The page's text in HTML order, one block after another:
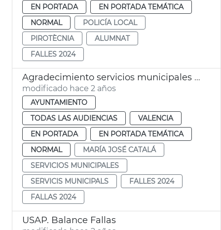
EN PORTADA
EN PORTADA TEMÁTICA
NORMAL
POLICÍA LOCAL
PIROTÈCNIA
ALUMNAT
FALLES 2024
Agradecimiento servicios municipales Fallas
modificado hace 2 años
AYUNTAMIENTO
TODAS LAS AUDIENCIAS
VALENCIA
EN PORTADA
EN PORTADA TEMÁTICA
NORMAL
MARÍA JOSÉ CATALÁ
SERVICIOS MUNICIPALES
SERVICIS MUNICIPALS
FALLES 2024
FALLAS 2024
USAP. Balance Fallas